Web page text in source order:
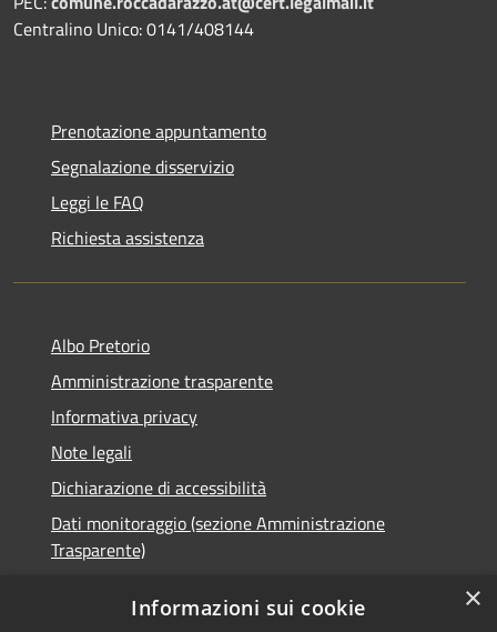
Centralino Unico: 0141/408144
Prenotazione appuntamento
Segnalazione disservizio
Leggi le FAQ
Richiesta assistenza
Albo Pretorio
Amministrazione trasparente
Informativa privacy
Note legali
Dichiarazione di accessibilità
Dati monitoraggio (sezione Amministrazione
Trasparente)
×
Informazioni sui cookie